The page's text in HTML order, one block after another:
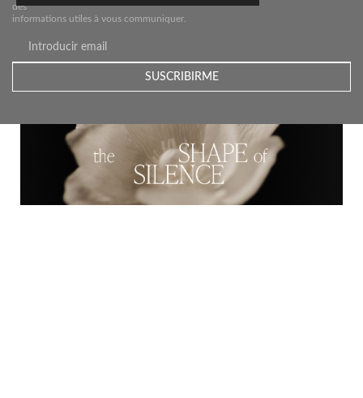
Related Posts
des
informations utiles à vous communiquer.